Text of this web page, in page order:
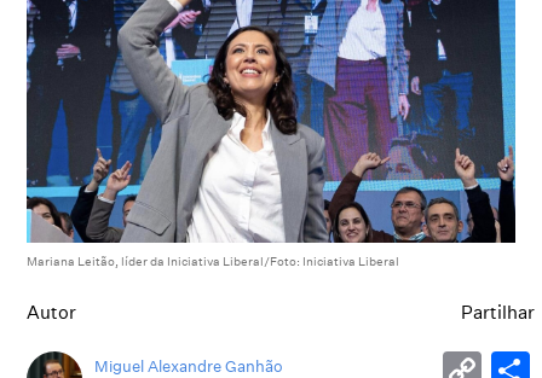
Mariana Leitão, líder da Iniciativa Liberal/Foto: Iniciativa Liberal
Autor
Miguel Alexandre Ganhão
Partilhar